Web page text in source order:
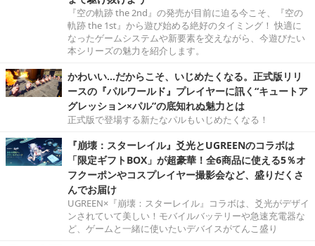
『空の軌跡 the 2nd』の発売が目前に迫る今こそ、『空の
軌跡 the 1st』から遊び始める絶好のタイミング！ 快適に
なったゲームシステムや新要素を交えながら、今遊びたい
本シリーズの魅力を紹介します。
かわいい…だからこそ、いじめたくなる。正式版リリ
ースの『パルワールド』プレイヤーに訊く“キュートア
グレッション×パル”の底知れぬ魅力とは
正式版で登場する新たなパルもいじめたくなる！
『崩壊：スターレイル』爻光とUGREENのコラボは
「限定ギフトBOX」が超豪華！全6商品に使える5％オ
フクーポンやコスプレイヤー撮影会など、盛りだくさ
んでお届け
UGREEN×『崩壊：スターレイル』コラボは、爻光がデザイ
ンされていて美しい！モバイルバッテリーや急速充電器な
ど、ゲームと一緒に使いたいデバイスがてんこ盛り